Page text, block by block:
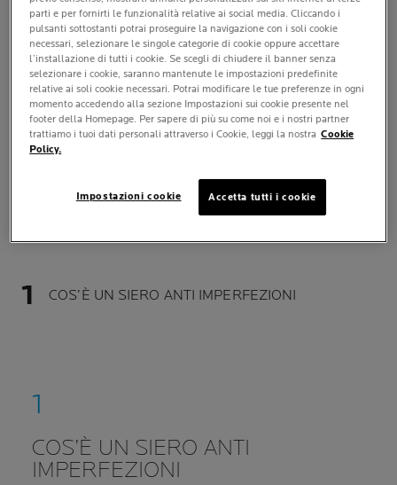
una formula concentrata, capace di agire in modo
mirato su pori ostruiti, eccesso di sebo e discromie.
Questa guida nasce per raccontare non solo quali sono i
benefici di un siero anti-imperfezioni, ma anche
come utilizzarlo correttamente all’interno della tua
skincare routine quotidiana. Dalla scelta del prodotto
più adatto alle necessità fino all’applicazione ottimale,
di una strategia efficace per ritrovare una pelle
dall’aspetto più uniforme e levigato.
COS’È UN SIERO ANTI IMPERFEZIONI
COS’È UN SIERO ANTI
IMPERFEZIONI
parti e per fornirti le funzionalità relative ai social media. Cliccando i
pulsanti sottostanti potrai proseguire la navigazione con i soli cookie
necessari, selezionare le singole categorie di cookie oppure accettare
l’installazione di tutti i cookie. Se scegli di chiudere il banner senza
selezionare i cookie, saranno mantenute le impostazioni predefinite
relative ai soli cookie necessari. Potrai modificare le tue preferenze in ogni
momento accedendo alla sezione Impostazioni sui cookie presente nel
footer della Homepage. Per sapere di più su come noi e i nostri partner
trattiamo i tuoi dati personali attraverso i Cookie, leggi la nostra Cookie
Policy.
Impostazioni cookie Accetta tutti i cookie